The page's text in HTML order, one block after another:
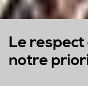
Le
notre